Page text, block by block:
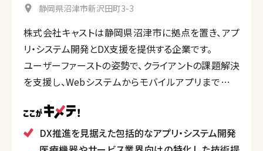
静岡県沼津市新沢田町3-3
株式会社キャストは静岡県沼津市に拠点を置き、アプ
リ・システム開発とDX支援を提供する企業です。
ユーザーファーストの姿勢で、クライアントの課題解決
を支援し、Webシステムからモバイルアプリまで幅広
特に、企業成長を見据えたCRM、シフト管理、予約管理
システムの開発や、医療・サービス分野向けのデジタル
ソリューションで豊富な実績があります。
DX推進を見据えた包括的なアプリ・システム開発